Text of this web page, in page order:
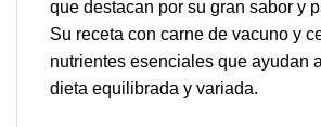
que destacan por su gran sabor y
Su receta con carne de vacuno y
nutrientes esenciales que ayudan
dieta equilibrada y variada.